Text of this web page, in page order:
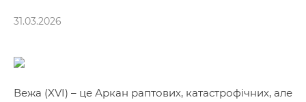
31.03.2026
Вежа (XVI) – це Аркан раптових, катастрофічних, але